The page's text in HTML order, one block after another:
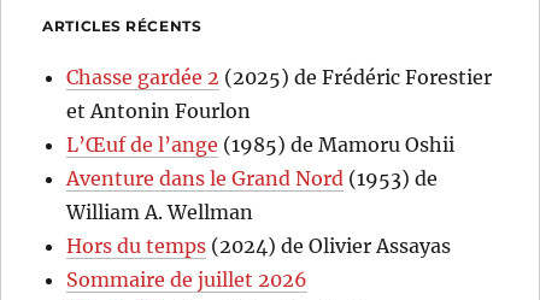
ARTICLES RÉCENTS
Chasse gardée 2 (2025) de Frédéric Forestier
et Antonin Fourlon
L’Œuf de l’ange (1985) de Mamoru Oshii
Aventure dans le Grand Nord (1953) de
William A. Wellman
Hors du temps (2024) de Olivier Assayas
Sommaire de juillet 2026